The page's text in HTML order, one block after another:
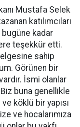
Mustafa Selek
katılımcıları
kadar
teşekkür etti.
sahip
Görünen bir
İsmi olanlar
buna genellikle
köklü bir yapısı
ve hocalarımıza